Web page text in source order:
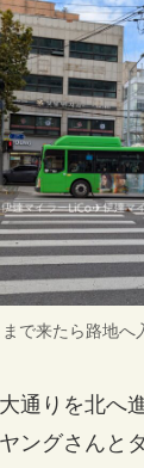
まで来たら路地へ
通りを北へ
ングさんと